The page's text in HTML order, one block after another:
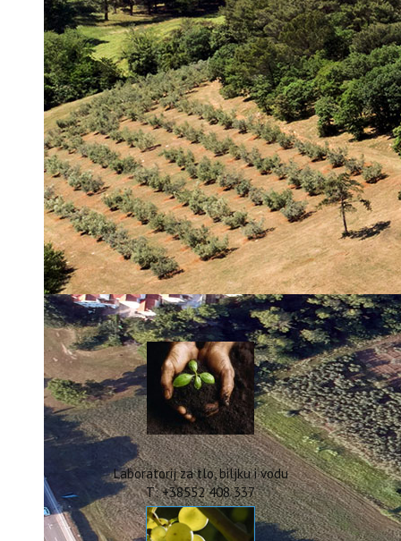
Etičko povjerenstvo
Etički kodeks
Financiranje
Proračun
Potpore
PROGRAMSKO FINANCIRANJE
Izvještavanje po uredbi
Projekti Instituta
Dialogue4Tourism
REVIVE
WASTEREDUCE
MITOMED+
WINTERMED
CASTWATER
INHERIT
CONSUMLESS PLUS
IstraOILFest
ARHIVA PROJEKATA
IstraECOinclusive
Izdavačka djelatnost
Izbor u znanstvena zvanja
Dokumenti
Statut
Strategija
CIP
Pravo na pristup informacijama
Zaštita osobnih podataka
Laboratorij za tlo, biljku i vodu
T: +38552 408 337